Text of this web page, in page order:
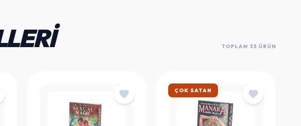
TOPLAM 33 ÜRÜN
HIZLI KARGO